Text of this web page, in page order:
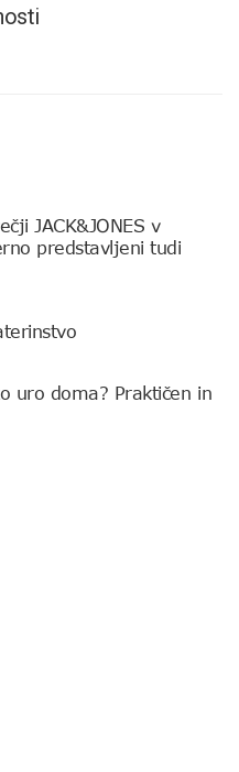
JACK&JONES v
predstavljeni tudi
uro doma? Praktičen in